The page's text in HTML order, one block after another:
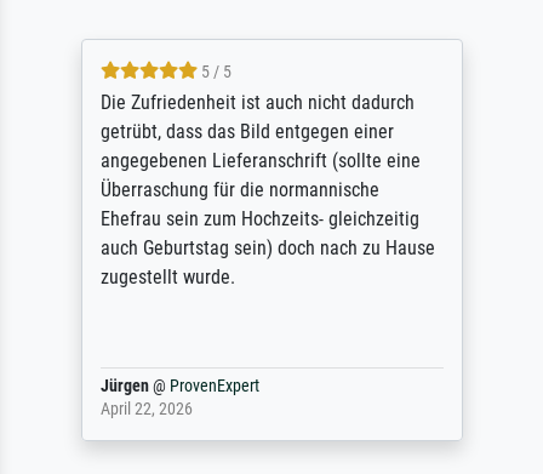
5 / 5
Die Zufriedenheit ist auch nicht dadurch
getrübt, dass das Bild entgegen einer
angegebenen Lieferanschrift (sollte eine
Überraschung für die normannische
Ehefrau sein zum Hochzeits- gleichzeitig
auch Geburtstag sein) doch nach zu Hause
zugestellt wurde.
Jürgen@ ProvenExpert
April 22, 2026